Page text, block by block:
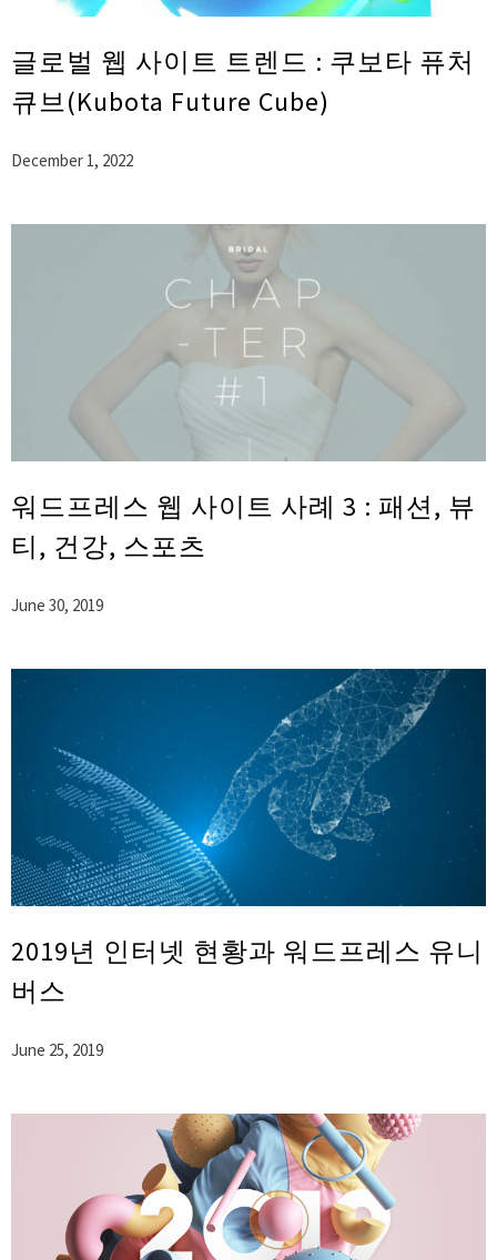
글로벌 웹 사이트 트렌드 : 쿠보타 퓨처
큐브(Kubota Future Cube)
December 1, 2022
워드프레스 웹 사이트 사례 3 : 패션, 뷰
티, 건강, 스포츠
June 30, 2019
2019년 인터넷 현황과 워드프레스 유니
버스
June 25, 2019